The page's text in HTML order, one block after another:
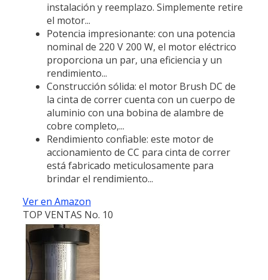
instalación y reemplazo. Simplemente retire
el motor...
Potencia impresionante: con una potencia
nominal de 220 V 200 W, el motor eléctrico
proporciona un par, una eficiencia y un
rendimiento...
Construcción sólida: el motor Brush DC de
la cinta de correr cuenta con un cuerpo de
aluminio con una bobina de alambre de
cobre completo,...
Rendimiento confiable: este motor de
accionamiento de CC para cinta de correr
está fabricado meticulosamente para
brindar el rendimiento...
Ver en Amazon
TOP VENTAS No. 10